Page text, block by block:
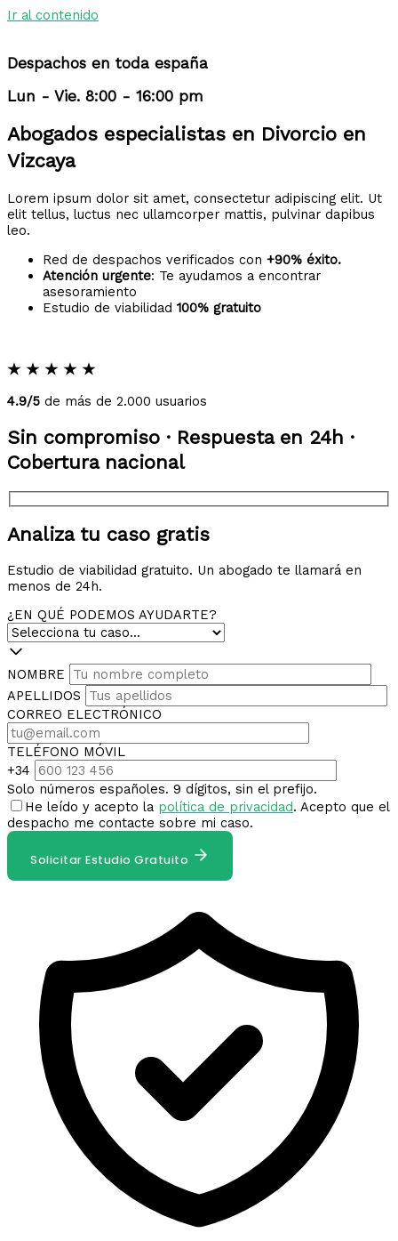
Ir al contenido
Despachos en toda españa
Lun - Vie. 8:00 - 16:00 pm
Abogados especialistas en Divorcio en
Vizcaya
Lorem ipsum dolor sit amet, consectetur adipiscing elit. Ut
elit tellus, luctus nec ullamcorper mattis, pulvinar dapibus
leo.
Red de despachos verificados con +90% éxito.
Atención urgente: Te ayudamos a encontrar
asesoramiento
Estudio de viabilidad 100% gratuito
★ ★ ★ ★ ★
4.9/5 de más de 2.000 usuarios
Sin compromiso · Respuesta en 24h ·
Cobertura nacional
Analiza tu caso gratis
Estudio de viabilidad gratuito. Un abogado te llamará en
menos de 24h.
¿EN QUÉ PODEMOS AYUDARTE?
NOMBRE
APELLIDOS
CORREO ELECTRÓNICO
TELÉFONO MÓVIL
+34
Solo números españoles. 9 dígitos, sin el prefijo.
He leído y acepto la política de privacidad. Acepto que el
despacho me contacte sobre mi caso.
Solicitar Estudio Gratuito